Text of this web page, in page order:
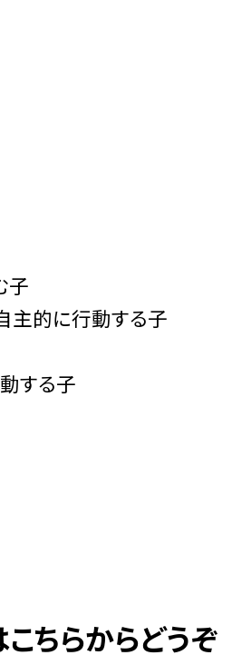
子
主的に行動する子
する子
ちらからどうぞ